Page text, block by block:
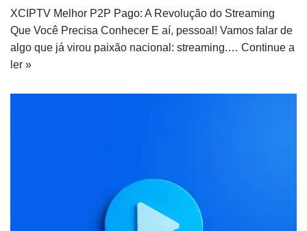
XCIPTV Melhor P2P Pago: A Revolução do Streaming
Que Você Precisa Conhecer E aí, pessoal! Vamos falar de
algo que já virou paixão nacional: streaming.… Continue a
ler »